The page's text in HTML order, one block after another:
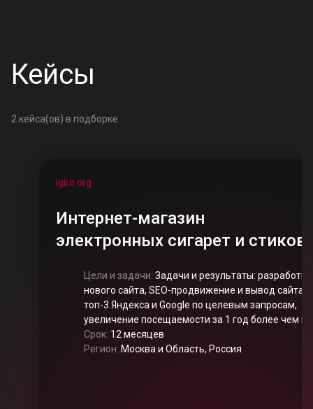
Кейсы
2кейса(ов) в подборке
igiro.org
Интернет-магазин
электронных сигарет и стиков
Цели и задачи:
нового сайта, SEO-продвижение и вывод сайта в
топ-3 Яндекса и Google по целевым запросам,
увеличение посещаемости за 1 год более чем в
10 раз
Срок: 12 месяцев
Регион: Москва и Область, Россия